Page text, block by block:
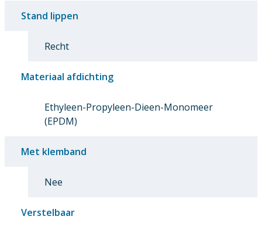
Stand lippen
Recht
Materiaal afdichting
Ethyleen-Propyleen-Dieen-Monomeer
(EPDM)
Met klemband
Nee
Verstelbaar